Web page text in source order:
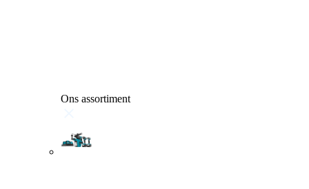
Ons assortiment